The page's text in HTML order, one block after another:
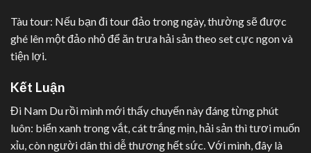
Tàu tour: Nếu bạn đi tour đảo trong ngày, thường sẽ được
ghé lên một đảo nhỏ để ăn trưa hải sản theo set cực ngon và
tiện lợi.
Kết Luận
Đi Nam Du rồi mình mới thấy chuyến này đáng từng phút
luôn: biển xanh trong vắt, cát trắng mịn, hải sản thì tươi muốn
xỉu, còn người dân thì dễ thương hết sức. Với mình, đây là